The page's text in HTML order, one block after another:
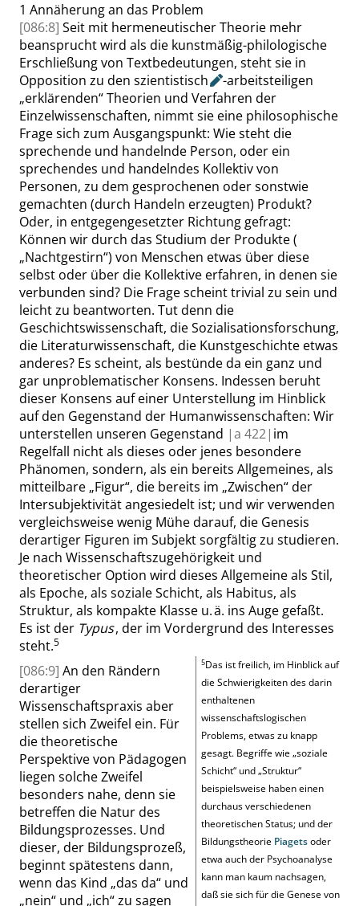
1 Annäherung an das Problem
[086:8] Seit mit hermeneutischer Theorie mehr
beansprucht wird als die kunstmäßig-philologische
Erschließung von Textbedeutungen, steht sie in
Opposition zu den szientistisch
-arbeitsteiligen
„erklärenden“Theorien und Verfahren der
Einzelwissenschaften, nimmt sie eine philosophische
Frage sich zum Ausgangspunkt: Wie steht die
sprechende und handelnde Person, oder ein
sprechendes und handelndes Kollektiv von
Personen, zu dem gesprochenen oder sonstwie
gemachten (durch Handeln erzeugten) Produkt?
Oder, in entgegengesetzter Richtung gefragt:
Können wir durch das Studium der Produkte (
„Nachtgestirn“) von Menschen etwas über diese
selbst oder über die Kollektive erfahren, in denen sie
verbunden sind? Die Frage scheint trivial zu sein und
leicht zu beantworten. Tut denn die
Geschichtswissenschaft, die Sozialisationsforschung,
die Literaturwissenschaft, die Kunstgeschichte etwas
anderes? Es scheint, als bestünde da ein ganz und
gar unproblematischer Konsens. Indessen beruht
dieser Konsens auf einer Unterstellung im Hinblick
auf den Gegenstand der Humanwissenschaften: Wir
unterstellen unseren Gegenstand |a 422| im
Regelfall nicht als dieses oder jenes besondere
Phänomen, sondern, als ein bereits Allgemeines, als
mitteilbare „Figur“, die bereits im „Zwischen“der
Intersubjektivität angesiedelt ist; und wir verwenden
vergleichsweise wenig Mühe darauf, die Genesis
derartiger Figuren im Subjekt sorgfältig zu studieren.
Je nach Wissenschaftszugehörigkeit und
theoretischer Option wird dieses Allgemeine als Stil,
als Epoche, als soziale Schicht, als Habitus, als
Struktur, als kompakte Klasse u. ä. ins Auge gefaßt.
Es ist der Typus, der im Vordergrund des Interesses
steht.5
5Das ist freilich, im Hinblick auf
die Schwierigkeiten des darin
enthaltenen
wissenschaftslogischen
Problems, etwas zu knapp
gesagt. Begriffe wie„soziale
Schicht“ und„Struktur“
beispielsweise haben einen
durchaus verschiedenen
theoretischen Status; und der
Bildungstheorie Piagetsoder
etwa auch der Psychoanalyse
kann man kaum nachsagen,
daß sie sich für die Genese von
[086:9] An den Rändern
derartiger
Wissenschaftspraxis aber
stellen sich Zweifel ein. Für
die theoretische
Perspektive von Pädagogen
liegen solche Zweifel
besonders nahe, denn sie
betreffen die Natur des
Bildungsprozesses. Und
dieser, der Bildungsprozeß,
beginnt spätestens dann,
wenn das Kind „das da“ und
„nein“ und „ich“zu sagen